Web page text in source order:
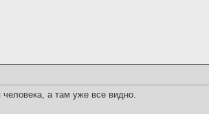
а там уже все видно.